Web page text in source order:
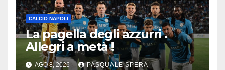
CALCIO NAPOLI
La pagella degli azzurri .
Allegri a metà !
AGO 8, 2026 PASQUALE SPERA